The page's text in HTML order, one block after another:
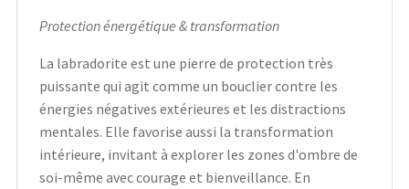
Protection énergétique & transformation
La labradorite est une pierre de protection très
puissante qui agit comme un bouclier contre les
énergies négatives extérieures et les distractions
mentales. Elle favorise aussi la transformation
intérieure, invitant à explorer les zones d'ombre de
soi-même avec courage et bienveillance. En